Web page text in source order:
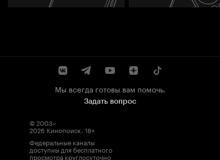
Мы всегда готовы вам помочь.
Задать вопрос
© 2003–
2026 Кинопоиск. 18+
Федеральные каналы
доступны для бесплатного
просмотра круглосуточно